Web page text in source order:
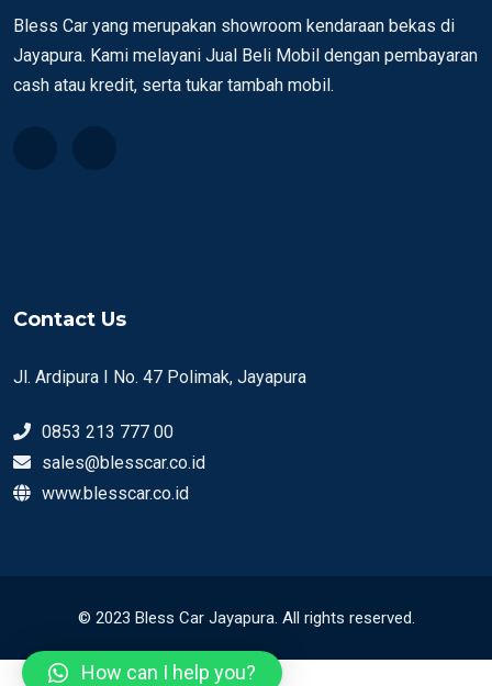
Bless Car yang merupakan showroom kendaraan bekas di
Jayapura. Kami melayani Jual Beli Mobil dengan pembayaran
cash atau kredit, serta tukar tambah mobil.
Contact Us
Jl. Ardipura I No. 47 Polimak, Jayapura
0853 213 777 00
sales@blesscar.co.id
www.blesscar.co.id
© 2023 Bless Car Jayapura. All rights reserved.
How can I help you?